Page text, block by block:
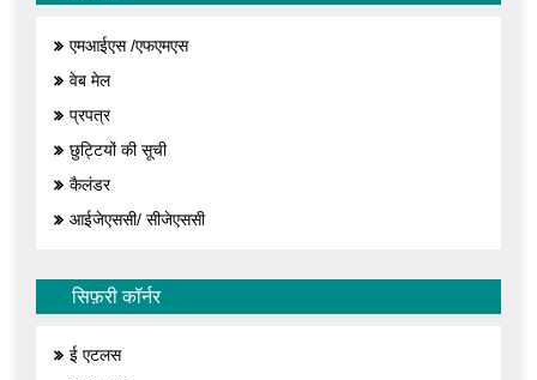
एमआईएस /एफएमएस
वेब मेल
प्रपत्र
छुट्टियों की सूची
कैलंडर
आईजेएससी/ सीजेएससी
सिफ़री कॉर्नर
ई एटलस